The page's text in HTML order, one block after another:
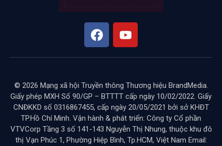
© 2026 Mạng xã hội Truyền thông Thương hiệu BrandMedia.
Giấy phép MXH Số 90/GP – BTTTT cấp ngày 10/02/2022. Giấy
CNĐKKD số 0316867455, cấp ngày 20/05/2021 bởi sở KHĐT
TP.Hồ Chí Minh. Vận hành & phát triển: Công ty Cổ phần
VTVCorp Tầng 3 số 141-143 Nguyễn Thị Nhung, thuộc khu đô
thị Vạn Phúc 1, Phường Hiệp Bình, Tp.HCM, Việt Nam Email: